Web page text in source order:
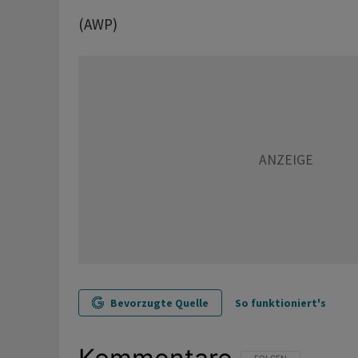
(AWP)
Bevorzugte Quelle So funktioniert's